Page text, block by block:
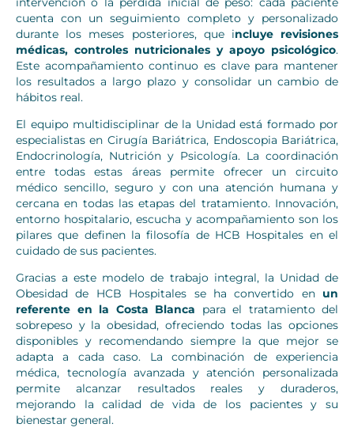
cuenta con un seguimiento completo y personalizado
durante los meses posteriores, que incluye revisiones
médicas, controles nutricionales y apoyo psicológico.
Este acompañamiento continuo es clave para mantener
los resultados a largo plazo y consolidar un cambio de
hábitos real.
El equipo multidisciplinar de la Unidad está formado por
especialistas en Cirugía Bariátrica, Endoscopia Bariátrica,
Endocrinología, Nutrición y Psicología. La coordinación
entre todas estas áreas permite ofrecer un circuito
médico sencillo, seguro y con una atención humana y
cercana en todas las etapas del tratamiento. Innovación,
entorno hospitalario, escucha y acompañamiento son los
pilares que definen la filosofía de HCB Hospitales en el
cuidado de sus pacientes.
Gracias a este modelo de trabajo integral, la Unidad de
Obesidad de HCB Hospitales se ha convertido en un
referente en la Costa Blanca para el tratamiento del
sobrepeso y la obesidad, ofreciendo todas las opciones
disponibles y recomendando siempre la que mejor se
adapta a cada caso. La combinación de experiencia
médica, tecnología avanzada y atención personalizada
permite alcanzar resultados reales y duraderos,
mejorando la calidad de vida de los pacientes y su
bienestar general.